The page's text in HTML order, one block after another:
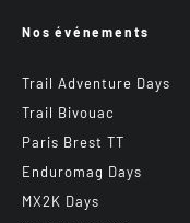
Nos événements
Trail Adventure Days
Trail Bivouac
Paris Brest TT
Enduromag Days
MX2K Days